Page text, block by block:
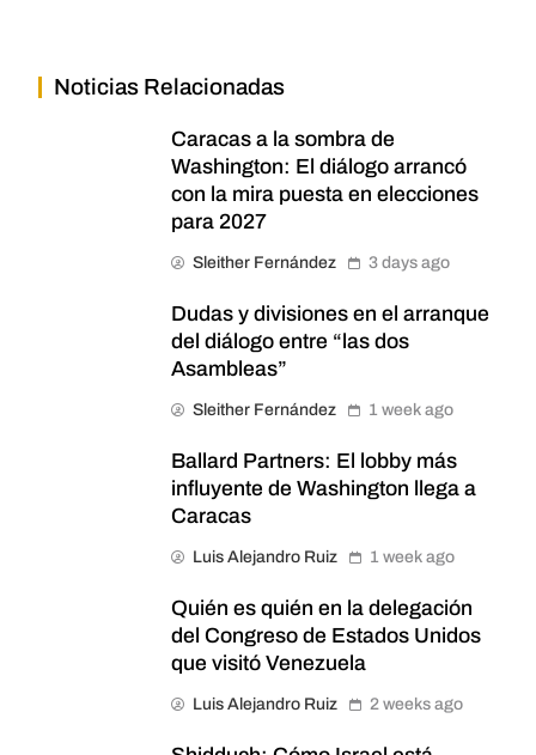
Noticias Relacionadas
Caracas a la sombra de
Washington: El diálogo arrancó
con la mira puesta en elecciones
para 2027
Sleither Fernández 3 days ago
Dudas y divisiones en el arranque
del diálogo entre “las dos
Asambleas”
Sleither Fernández 1 week ago
Ballard Partners: El lobby más
influyente de Washington llega a
Caracas
Luis Alejandro Ruiz 1 week ago
Quién es quién en la delegación
del Congreso de Estados Unidos
que visitó Venezuela
Luis Alejandro Ruiz 2 weeks ago